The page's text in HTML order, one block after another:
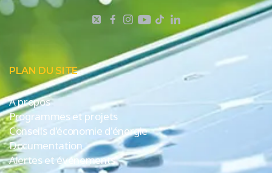
PLAN DU SITE
A propos
Programmes et projets
Conseils d'économie d'énergie
Documentation
Alertes et événements